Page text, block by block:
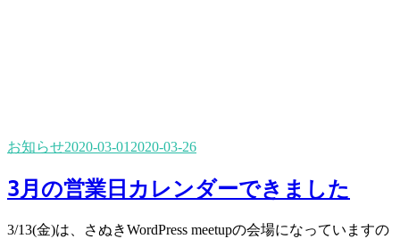
お知らせ2020-03-01 2020-03-26
3月の営業日カレンダーできました
3/13(金)は、さぬきWordPress meetupの会場になっていますの